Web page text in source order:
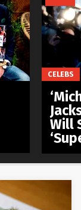
CELEBS
Will